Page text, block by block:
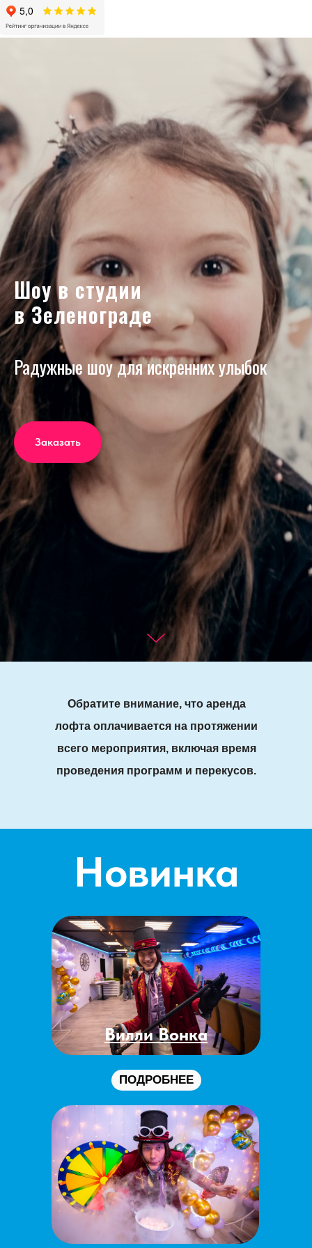
Шоу в студии
в Зеленограде
Радужные шоу для искренних улыбок
Заказать
Обратите внимание, что аренда
лофта оплачивается на протяжении
всего мероприятия, включая время
проведения программ и перекусов.
Вилли Вонка
ПОДРОБНЕЕ
Новинка